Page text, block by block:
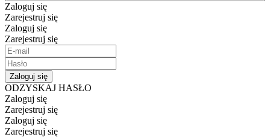
Zaloguj się
Zarejestruj się
Zaloguj się
Zarejestruj się
Zaloguj się
ODZYSKAJ HASŁO
Zaloguj się
Zarejestruj się
Zaloguj się
Zarejestruj się